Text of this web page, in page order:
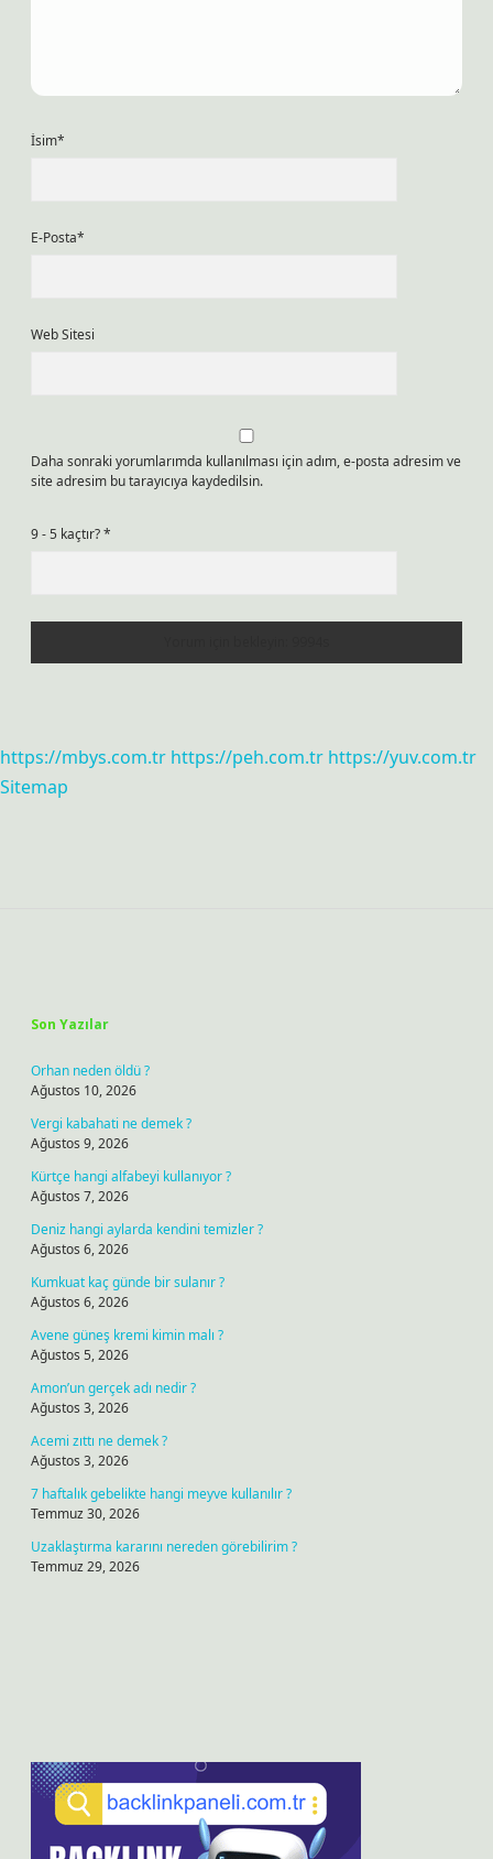
İsim*
E-Posta*
Web Sitesi
Daha sonraki yorumlarımda kullanılması için adım, e-posta adresim ve
site adresim bu tarayıcıya kaydedilsin.
9 - 5 kaçtır?*
https://mbys.com.tr https://peh.com.tr https://yuv.com.tr
Sitemap
Son Yazılar
Orhan neden öldü ?
Ağustos 10, 2026
Vergi kabahati ne demek ?
Ağustos 9, 2026
Kürtçe hangi alfabeyi kullanıyor ?
Ağustos 7, 2026
Deniz hangi aylarda kendini temizler ?
Ağustos 6, 2026
Kumkuat kaç günde bir sulanır ?
Ağustos 6, 2026
Avene güneş kremi kimin malı ?
Ağustos 5, 2026
Amon’un gerçek adı nedir ?
Ağustos 3, 2026
Acemi zıttı ne demek ?
Ağustos 3, 2026
7 haftalık gebelikte hangi meyve kullanılır ?
Temmuz 30, 2026
Uzaklaştırma kararını nereden görebilirim ?
Temmuz 29, 2026